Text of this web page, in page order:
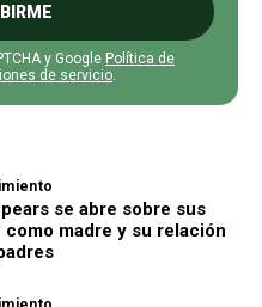
y Google Política de
de servicio
se abre sobre sus
como madre y su relación